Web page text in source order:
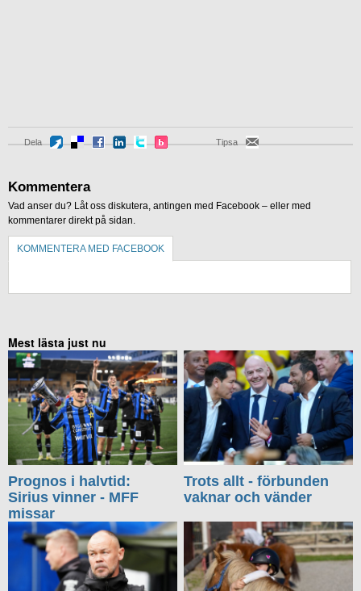
Dela Tipsa
Kommentera
Vad anser du? Låt oss diskutera, antingen med Facebook – eller med
kommentarer direkt på sidan.
KOMMENTERA MED FACEBOOK
Mest lästa just nu
Prognos i halvtid:
Sirius vinner - MFF
missar
Trots allt - förbunden
vaknar och vänder